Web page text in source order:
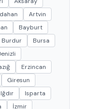
Artvin
Bayburt
Burdur
Bursa
Erzincan
Giresun
Iğdır
Isparta
İzmir